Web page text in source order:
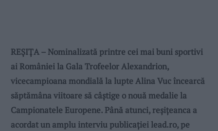
REȘIȚA – Nominalizată printre cei mai buni sportivi
ai României la Gala Trofeelor Alexandrion,
vicecampioana mondială la lupte Alina Vuc încearcă
săptămâna viitoare să câștige o nouă medalie la
Campionatele Europene. Până atunci, reșițeanca a
acordat un amplu interviu publicației lead.ro, pe